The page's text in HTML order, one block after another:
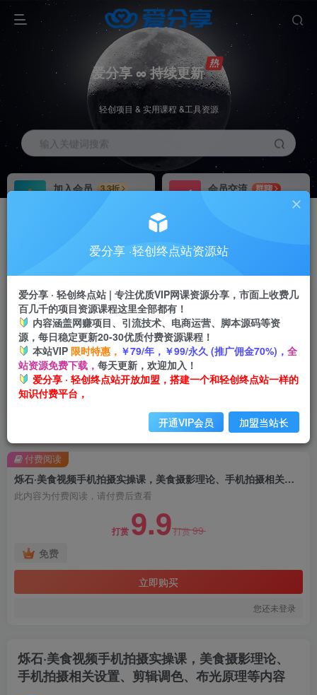
爱分享 ∞ 持续更新
轻创项目 & 实用课程 &工具资源
输入关键词搜索
加入会员
3.3折
会员交流
群聊
推广返佣高达70%
24小时自动赚钱
加入会员享受权益福利
烁石·美食视频手机拍摄实操课，​美食摄影理论、手机拍摄相关设置、剪辑调色、布光原理等内容
此内容为付费阅读，请付费后查看
打赏 9.9打赏99
免费
立即购买
您还未登录
付费阅读
烁石·美食视频手机拍摄实操课，​美食摄影理论、
手机拍摄相关设置、剪辑调色、布光原理等内容
爱分享 ·轻创终点站资源站
爱分享 · 轻创终点站 | 专注优质VIP网课资源分享，市面上收费几
百几千的项目资源课程这里全部都有！
内容涵盖网赚项目、引流技术、电商运营、脚本源码等资
源，每日稳定更新20-30优质付费资源课程！
本站VIP 限时特惠， ￥79/年，￥99/永久 (推广佣金70%)， 全
站资源免费下载， 每天更新，欢迎加入！
爱分享 · 轻创终点站开放加盟，搭建一个和轻创终点站一样的
知识付费平台，
开通VIP会员 加盟当站长